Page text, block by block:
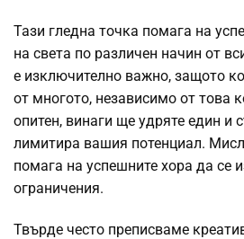
Тази гледна точка помага на
на света по различен начин от
е изключително важно, защото
от многото, независимо от това
опитен, винаги ще удряте един и
лимитира вашия потенциал.
помага на успешните хора да се
ограничения.
Твърде често преписваме